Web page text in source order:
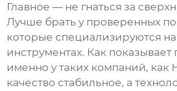
Главное — не гнаться за
Лучше брать у проверенных
которые специализируются
инструментах. Как показывает
именно у таких компаний, как
качество стабильное, а